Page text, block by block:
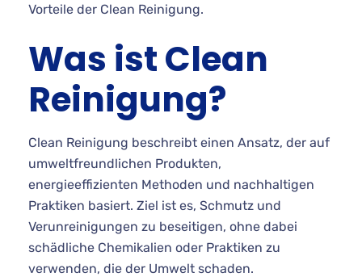
Vorteile der Clean Reinigung.
Was ist Clean
Reinigung?
Clean Reinigung beschreibt einen Ansatz, der auf
umweltfreundlichen Produkten,
energieeffizienten Methoden und nachhaltigen
Praktiken basiert. Ziel ist es, Schmutz und
Verunreinigungen zu beseitigen, ohne dabei
schädliche Chemikalien oder Praktiken zu
verwenden, die der Umwelt schaden.